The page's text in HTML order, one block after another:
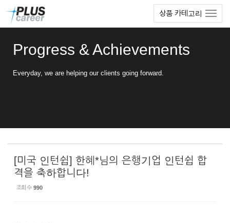
상품 카테고리
Progress & Achievements
Everyday, we are helping our clients going forward.
[미국 인턴쉽] 한혜*님의 은행기업 인턴쉽 합
격을 축하합니다!
조회 수 990